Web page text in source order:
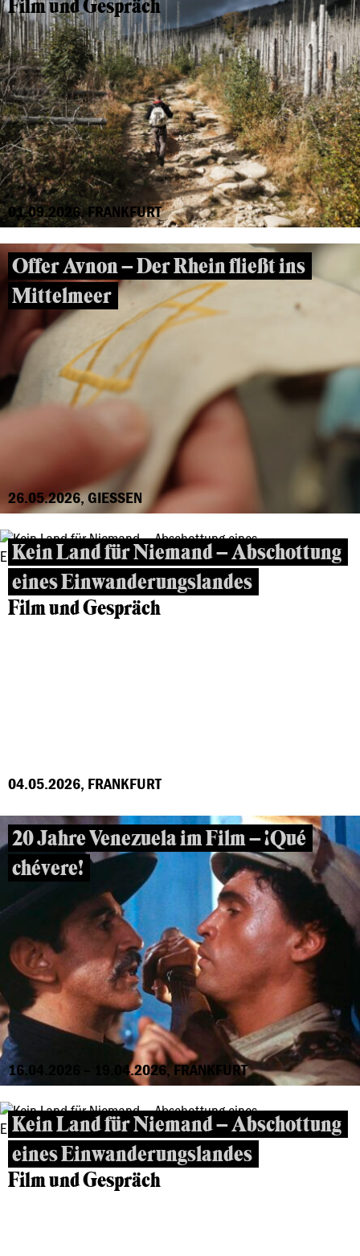
Film und Gespräch
01.09.2026, FRANKFURT
Offer Avnon – Der Rhein fließt ins
Mittelmeer
26.05.2026, GIESSEN
Kein Land für Niemand – Abschottung
eines Einwanderungslandes
Film und Gespräch
04.05.2026, FRANKFURT
20 Jahre Venezuela im Film – ¡Qué
chévere!
16.04.2026 – 19.04.2026, FRANKFURT
Kein Land für Niemand – Abschottung
eines Einwanderungslandes
Film und Gespräch